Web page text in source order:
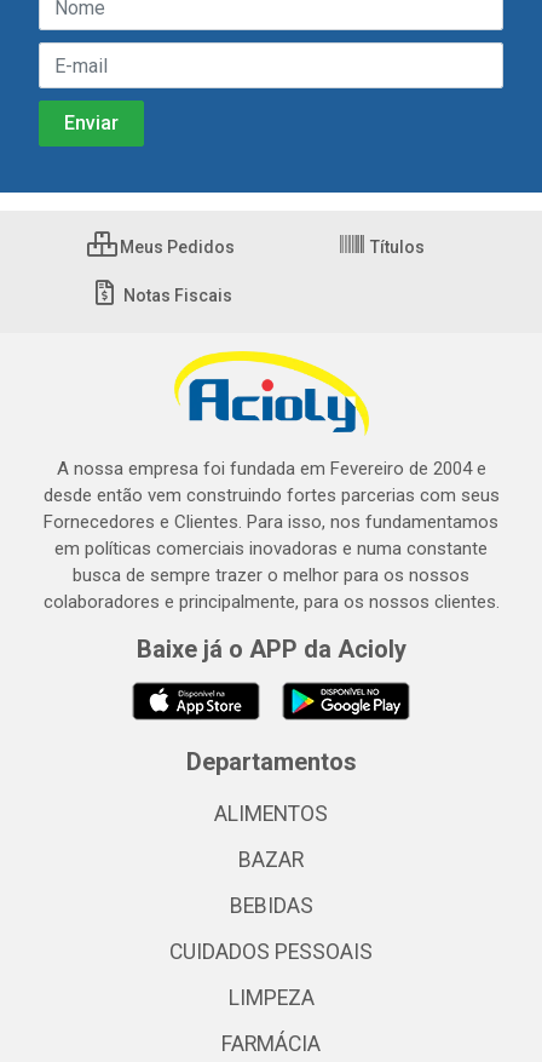
Meus Pedidos Títulos
Notas Fiscais
A nossa empresa foi fundada em Fevereiro de 2004 e
desde então vem construindo fortes parcerias com seus
Fornecedores e Clientes. Para isso, nos fundamentamos
em políticas comerciais inovadoras e numa constante
busca de sempre trazer o melhor para os nossos
colaboradores e principalmente, para os nossos clientes.
Baixe já o APP da Acioly
Departamentos
ALIMENTOS
BAZAR
BEBIDAS
CUIDADOS PESSOAIS
LIMPEZA
FARMÁCIA